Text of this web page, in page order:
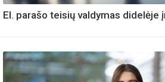
El. parašo teisių valdymas didelėje